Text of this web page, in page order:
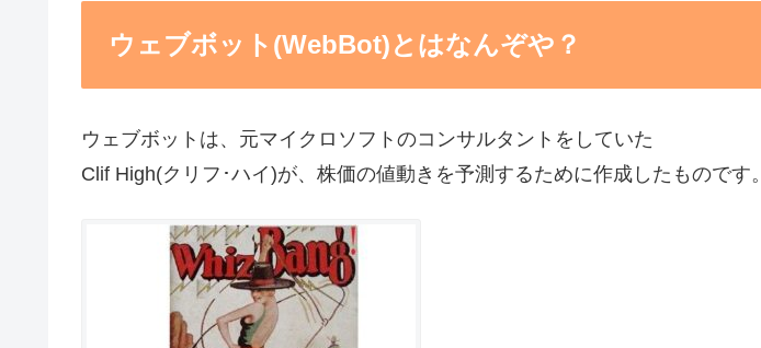
ウェブボット(WebBot)とはなんぞや？
ウェブボットは、元マイクロソフトのコンサルタントをしていた
Clif High(クリフ･ハイ)が、株価の値動きを予測するために作成したものです。